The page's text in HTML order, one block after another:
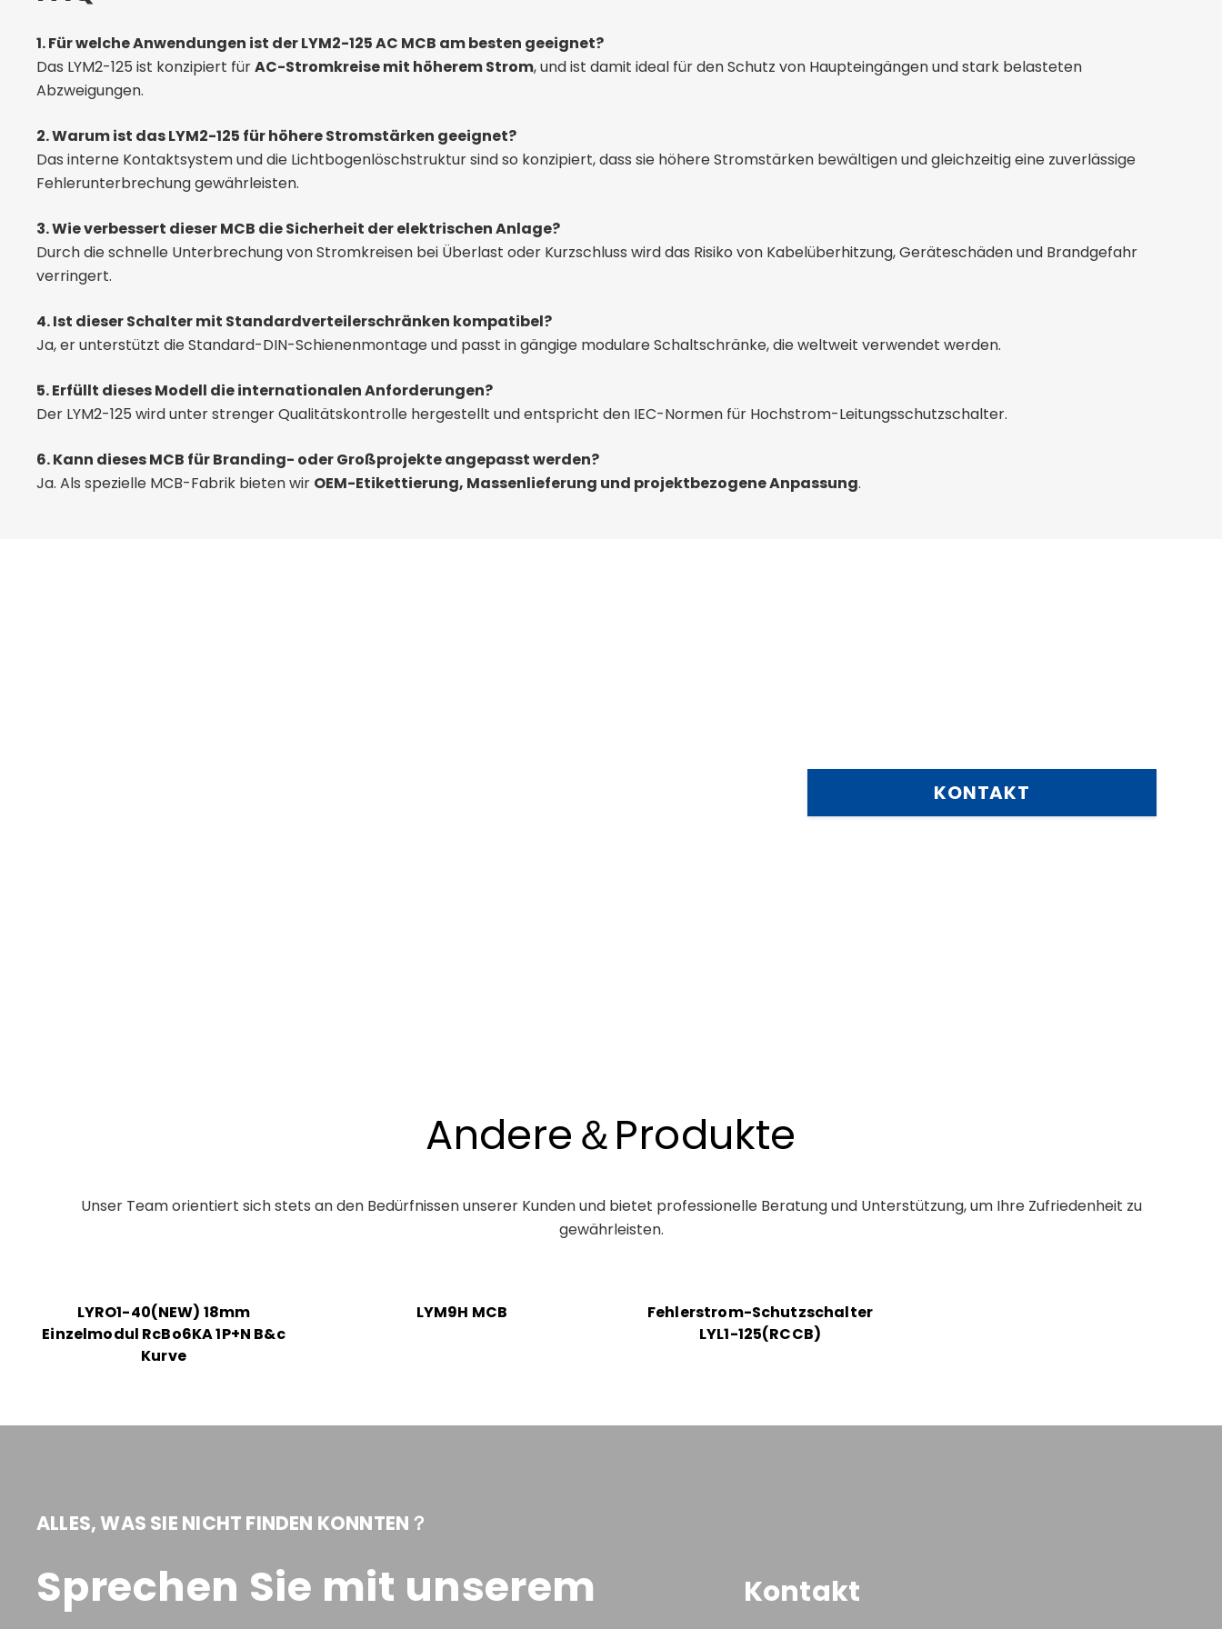
1. Für welche Anwendungen ist der LYM2-125 AC MCB am besten geeignet?
Das LYM2-125 ist konzipiert fürAC-Stromkreise mit höherem Strom, und ist damit ideal für den Schutz von Haupteingängen und stark belasteten
Abzweigungen.
2. Warum ist das LYM2-125 für höhere Stromstärken geeignet?
Das interne Kontaktsystem und die Lichtbogenlöschstruktur sind so konzipiert, dass sie höhere Stromstärken bewältigen und gleichzeitig eine zuverlässige
Fehlerunterbrechung gewährleisten.
3. Wie verbessert dieser MCB die Sicherheit der elektrischen Anlage?
Durch die schnelle Unterbrechung von Stromkreisen bei Überlast oder Kurzschluss wird das Risiko von Kabelüberhitzung, Geräteschäden und Brandgefahr
verringert.
4. Ist dieser Schalter mit Standardverteilerschränken kompatibel?
Ja, er unterstützt die Standard-DIN-Schienenmontage und passt in gängige modulare Schaltschränke, die weltweit verwendet werden.
5. Erfüllt dieses Modell die internationalen Anforderungen?
Der LYM2-125 wird unter strenger Qualitätskontrolle hergestellt und entspricht den IEC-Normen für Hochstrom-Leitungsschutzschalter.
6. Kann dieses MCB für Branding- oder Großprojekte angepasst werden?
Ja. Als spezielle MCB-Fabrik bieten wir OEM-Etikettierung, Massenlieferung und projektbezogene Anpassung.
KONTAKT
Andere＆Produkte
Unser Team orientiert sich stets an den Bedürfnissen unserer Kunden und bietet professionelle Beratung und Unterstützung, um Ihre Zufriedenheit zu
gewährleisten.
LYRO1-40(NEW) 18mm
Einzelmodul RcBo6KA 1P+N B&c
Kurve
LYM9H MCB
Fehlerstrom-Schutzschalter
LYL1-125(RCCB)
ALLES, WAS SIE NICHT FINDEN KONNTEN？
Sprechen Sie mit unserem
Kontakt